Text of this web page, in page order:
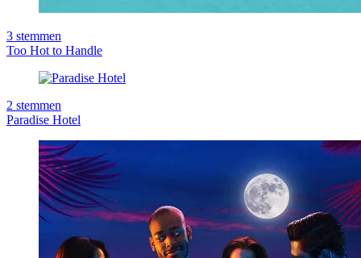
3 stemmen
Too Hot to Handle
2 stemmen
Paradise Hotel